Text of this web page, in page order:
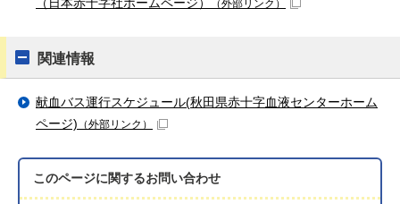
（日本赤十字社ホームページ）
（外部リンク）
関連情報
献血バス運行スケジュール(秋田県赤十字血液センターホーム
ページ) （外部リンク）
このページに関するお問い合わせ